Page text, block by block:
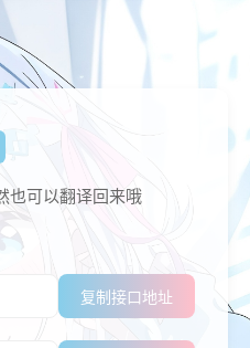
也可以翻译回来哦
复制接口地址